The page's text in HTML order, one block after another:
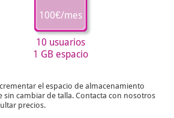
100€/mes
10 usuarios
1 GB espacio
el espacio de almacenamiento
sin cambiar de talla. Contacta con nosotros
precios.